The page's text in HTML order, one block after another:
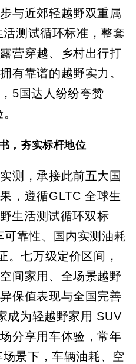
与近郊轻越野双重属
测试循环标准，整套
营穿越、乡村出行打
有靠谱的越野实力。
5国达人纷纷夸赞
，夯实标杆地位
，承接此前五大国
，遵循GLTC 全球生
生活测试循环双标
可靠性、国内实测油耗
。七万级定价区间，
间家用、全场景越野
保值表现与全国完善
成为轻越野家用 SUV
分享用车体验，常年
景下，车辆油耗、空